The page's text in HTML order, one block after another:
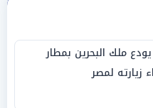
ملك البحرين بمطار
زيارته لمصر